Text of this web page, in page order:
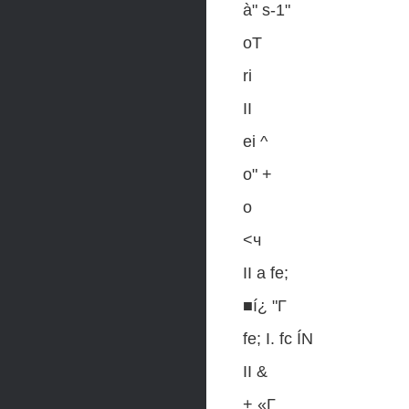
à" s-1"
oT
ri
II
ei ^
о" +
о
<ч
II а fe;
■í¿ "Г
fe; I. fc ÍN
II &
+ «Г